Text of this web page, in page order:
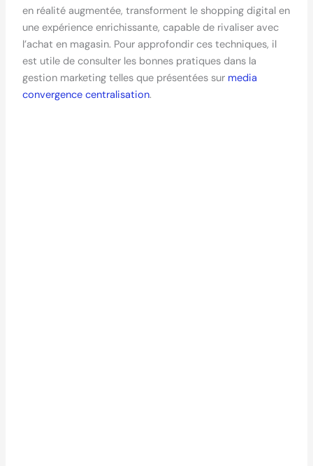
en réalité augmentée, transforment le shopping digital en
une expérience enrichissante, capable de rivaliser avec
l’achat en magasin. Pour approfondir ces techniques, il
est utile de consulter les bonnes pratiques dans la
gestion marketing telles que présentées sur media
convergence centralisation.